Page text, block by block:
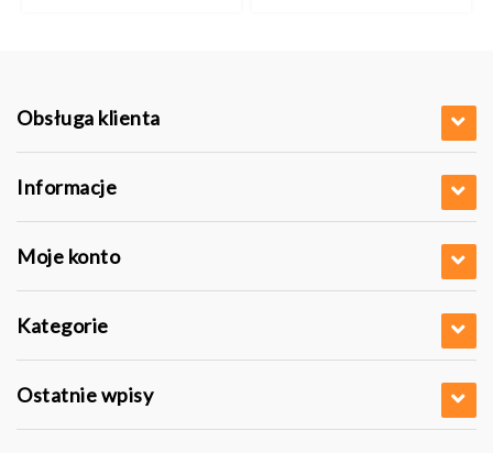
Obsługa klienta
Informacje
Moje konto
Kategorie
Ostatnie wpisy